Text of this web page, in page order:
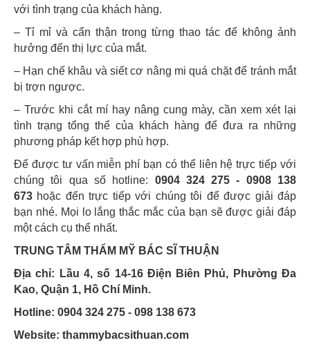
với tình trạng của khách hàng.
– Tỉ mỉ và cẩn thận trong từng thao tác để không ảnh
hưởng đến thị lực của mắt.
– Hạn chế khâu và siết cơ nâng mi quá chặt để tránh mắt
bị trợn ngược.
– Trước khi cắt mí hay nâng cung mày, cần xem xét lại
tình trạng tổng thể của khách hàng để đưa ra những
phương pháp kết hợp phù hợp.
Để được tư vấn miễn phí bạn có thể liên hệ trực tiếp với
chúng tôi qua số hotline: 0904 324 275 - 0908 138
673 hoặc đến trực tiếp với chúng tôi để được giải đáp
bạn nhé. Mọi lo lắng thắc mắc của bạn sẽ được giải đáp
một cách cụ thể nhất.
TRUNG TÂM THẨM MỸ BÁC SĨ THUẬN
Địa chỉ: Lầu 4, số 14-16 Điện Biên Phủ, Phường Đa
Kao, Quận 1, Hồ Chí Minh.
Hotline: 0904 324 275 - 098 138 673
Website: thammybacsithuan.com